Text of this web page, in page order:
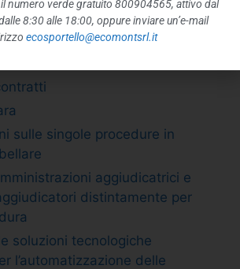
IMPRESE
E CONTRATTI
sulle singole procedure in
aggiudicatrici e
distintamente per
soluzioni tecnologiche
l’automatizzazione delle
numero verde gratuito 800904565, attivo dal
8:30 alle 18:00, oppure inviare un’e-mail
ecosportello@ecomontsrl.it